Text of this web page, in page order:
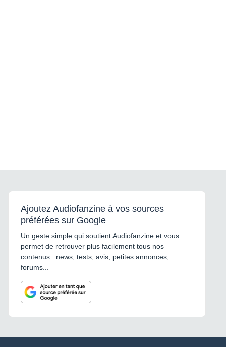
Ajoutez Audiofanzine à vos sources
préférées sur Google
Un geste simple qui soutient Audiofanzine et vous
permet de retrouver plus facilement tous nos
contenus : news, tests, avis, petites annonces,
forums...